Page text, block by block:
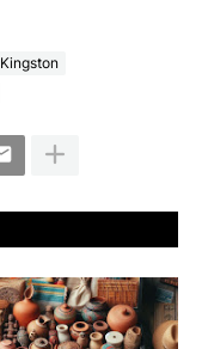
Kingston